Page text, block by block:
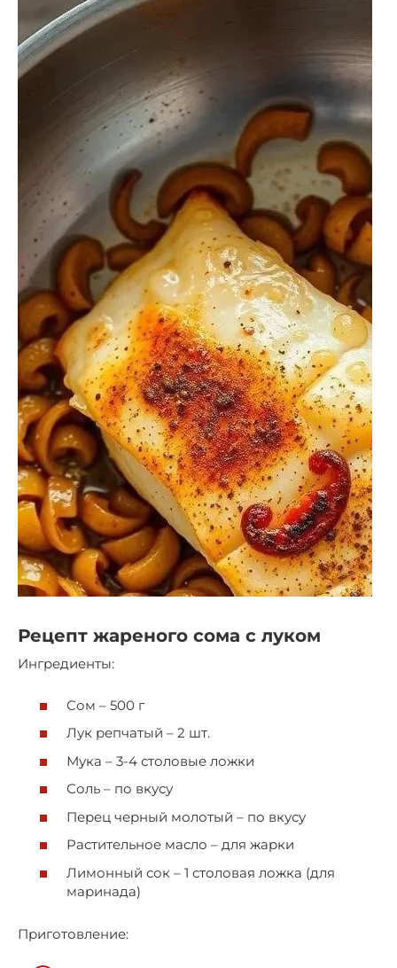
Рецепт жареного сома с луком
Ингредиенты:
Сом – 500 г
Лук репчатый – 2 шт.
Мука – 3-4 столовые ложки
Соль – по вкусу
Перец черный молотый – по вкусу
Растительное масло – для жарки
Лимонный сок – 1 столовая ложка (для
маринада)
Приготовление: